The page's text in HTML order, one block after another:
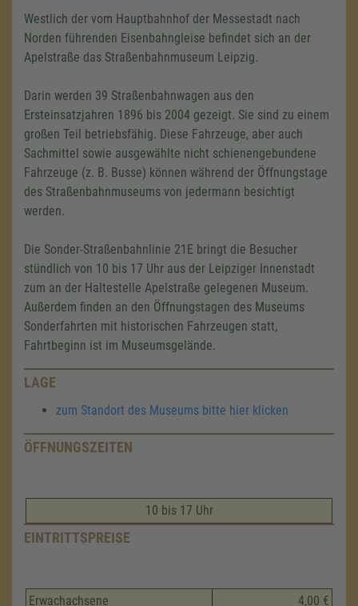
Westlich der vom Hauptbahnhof der Messestadt nach
Norden führenden Eisenbahngleise befindet sich an der
Apelstraße das Straßenbahnmuseum Leipzig.
Darin werden 39 Straßenbahnwagen aus den
Ersteinsatzjahren 1896 bis 2004 gezeigt. Sie sind zu einem
großen Teil betriebsfähig. Diese Fahrzeuge, aber auch
Sachmittel sowie ausgewählte nicht schienengebundene
Fahrzeuge (z. B. Busse) können während der Öffnungstage
des Straßenbahnmuseums von jedermann besichtigt
werden.
Die Sonder-Straßenbahnlinie 21E bringt die Besucher
stündlich von 10 bis 17 Uhr aus der Leipziger Innenstadt
zum an der Haltestelle Apelstraße gelegenen Museum.
Außerdem finden an den Öffnungstagen des Museums
Sonderfahrten mit historischen Fahrzeugen statt,
Fahrtbeginn ist im Museumsgelände.
LAGE
zum Standort des Museums bitte hier klicken
ÖFFNUNGSZEITEN
10 bis 17 Uhr
EINTRITTSPREISE
Erwachachsene 4,00 €